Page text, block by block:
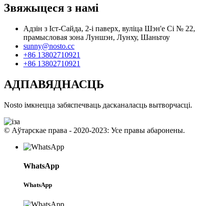
Звяжыцеся з намі
Адзін з Іст-Сайда, 2-і паверх, вуліца Шэн'е Сі № 22,
прамысловая зона Луншэн, Лунху, Шаньтоу
sunny@nosto.cc
+86 13802710921
+86 13802710921
АДПАВЯДНАСЦЬ
Nosto імкнецца забяспечваць дасканаласць вытворчасці.
© Аўтарскае права - 2020-2023: Усе правы абаронены.
WhatsApp
WhatsApp